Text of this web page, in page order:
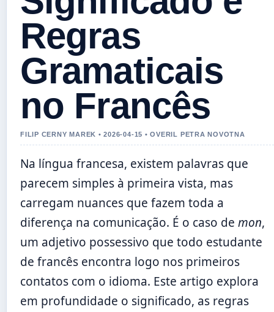
Regras
Gramaticais
no Francês
FILIP CERNY MAREK • 2026-04-15 • OVERIL PETRA NOVOTNA
Na língua francesa, existem palavras que
parecem simples à primeira vista, mas
carregam nuances que fazem toda a
diferença na comunicação. É o caso de mon,
um adjetivo possessivo que todo estudante
de francês encontra logo nos primeiros
contatos com o idioma. Este artigo explora
em profundidade o significado, as regras